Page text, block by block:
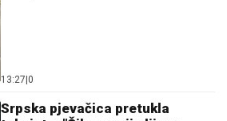
13:27 0
Srpska pjevačica pretukla